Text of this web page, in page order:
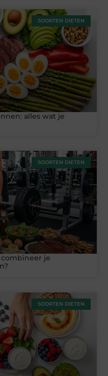
SOORTEN DIETEN
alles wat je
SOORTEN DIETEN
je
SOORTEN DIETEN